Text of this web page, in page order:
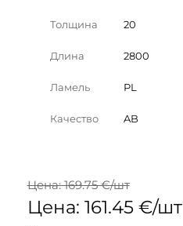
Толщина 20
Длина 2800
Ламель PL
Качество AB
Цена: 169.75 €/шт
Цена: 161.45 €/шт